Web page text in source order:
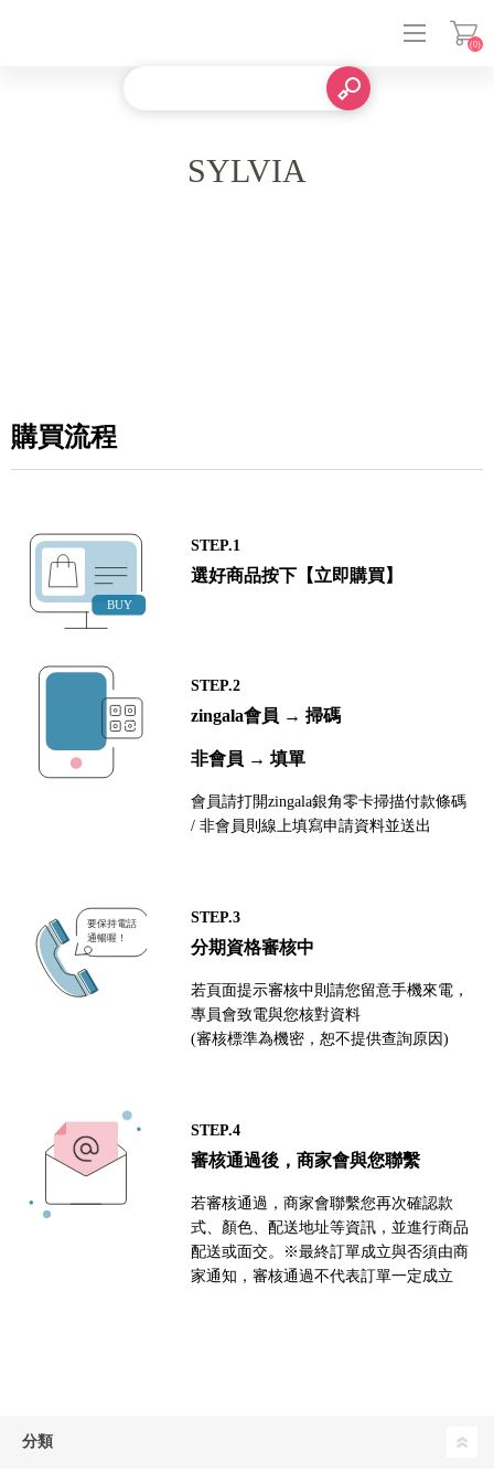
(0)
SYLVIA
購買流程
STEP.1
選好商品按下【立即購買】
STEP.2
zingala會員 → 掃碼
非會員 → 填單
會員請打開zingala銀角零卡掃描付款條碼
/ 非會員則線上填寫申請資料並送出
STEP.3
分期資格審核中
若頁面提示審核中則請您留意手機來電，
專員會致電與您核對資料
(審核標準為機密，恕不提供查詢原因)
STEP.4
審核通過後，商家會與您聯繫
若審核通過，商家會聯繫您再次確認款
式、顏色、配送地址等資訊，並進行商品
配送或面交。※最終訂單成立與否須由商
家通知，審核通過不代表訂單一定成立
分類